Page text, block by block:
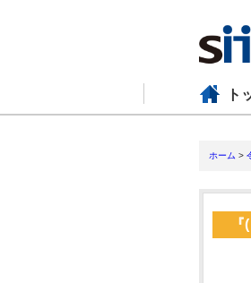
ト
ホーム >